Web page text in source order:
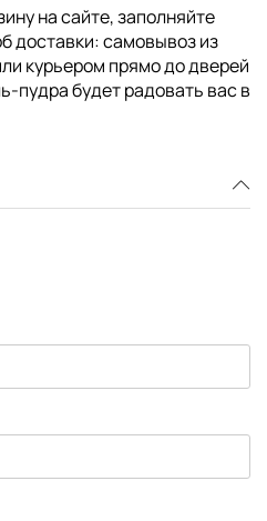
на сайте, заполняйте
доставки: самовывоз из
курьером прямо до дверей
пудра будет радовать вас в